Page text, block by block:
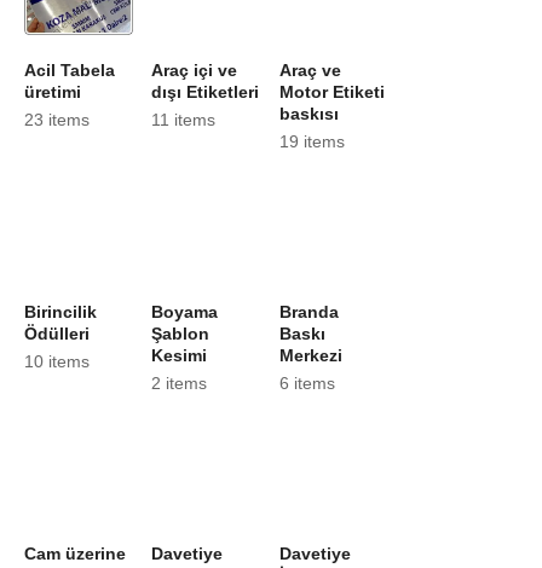
Acil Tabela
üretimi
23 items
Araç içi ve
dışı Etiketleri
11 items
Araç ve
Motor Etiketi
baskısı
19 items
Birincilik
Ödülleri
10 items
Boyama
Şablon
Kesimi
2 items
Branda
Baskı
Merkezi
6 items
Cam üzerine
Davetiye
Davetiye